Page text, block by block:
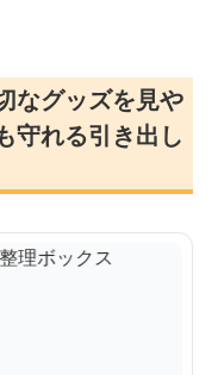
なグッズを見や
守れる引き出し